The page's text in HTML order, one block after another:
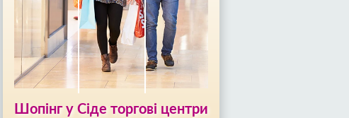
Шопінг у Сіде торгові центри